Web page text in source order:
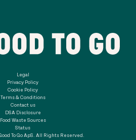
Legal
Privacy Policy
Cookie Policy
Terms & Conditions
Contact us
DSA Disclosure
Food Waste Sources
Status
To Go ApS. All Rights Reserved.